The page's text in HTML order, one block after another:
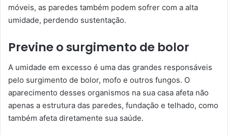
móveis, as paredes também podem sofrer com a alta
umidade, perdendo sustentação.
Previne o surgimento de bolor
A umidade em excesso é uma das grandes responsáveis
pelo surgimento de bolor, mofo e outros fungos. O
aparecimento desses organismos na sua casa afeta não
apenas a estrutura das paredes, fundação e telhado, como
também afeta diretamente sua saúde.